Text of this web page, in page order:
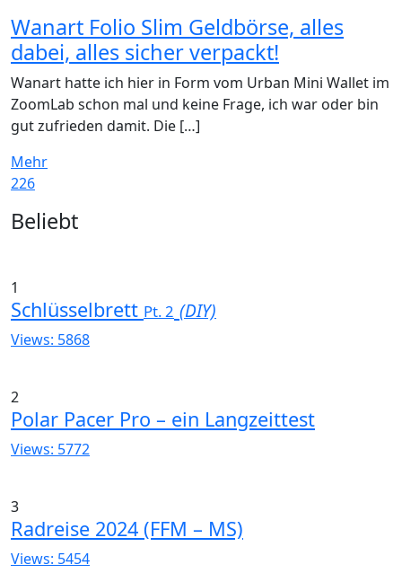
Wanart Folio Slim Geldbörse, alles
dabei, alles sicher verpackt!
Wanart hatte ich hier in Form vom Urban Mini Wallet im
ZoomLab schon mal und keine Frage, ich war oder bin
gut zufrieden damit. Die […]
Mehr
226
Widgets
Beliebt
1
Schlüsselbrett Pt. 2 (DIY)
Views: 5868
2
Polar Pacer Pro – ein Langzeittest
Views: 5772
3
Radreise 2024 (FFM – MS)
Views: 5454